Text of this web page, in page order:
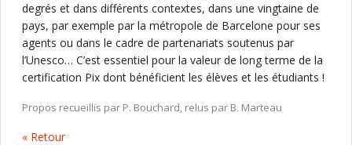
degrés et dans différents contextes, dans une vingtaine de
pays, par exemple par la métropole de Barcelone pour ses
agents ou dans le cadre de partenariats soutenus par
l’Unesco… C’est essentiel pour la valeur de long terme de la
certification Pix dont bénéficient les élèves et les étudiants !
Propos recueillis par P. Bouchard, relus par B. Marteau
« Retour